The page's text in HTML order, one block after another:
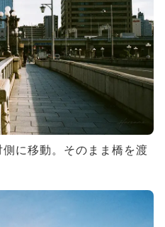
に移動。そのまま橋を渡